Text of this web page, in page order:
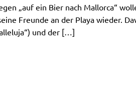
„auf ein Bier nach Mallorca“
Freunde an der Playa wieder.
und der […]